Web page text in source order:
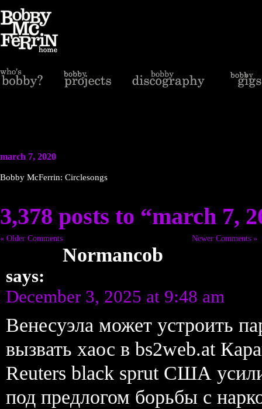
march 7, 2020
Bobby McFerrin: Circlesongs
3,378 posts to “march 7,
« Older Comments Newer Comments »
Normancob
says:
December 3, 2025 at 9:48 am
Венесуэла может устроить
вызвать хаос в bs2web.at
Reuters black sprut США
под предлогом борьбы с